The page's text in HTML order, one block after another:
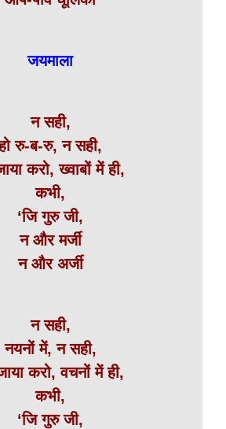
जयमाला
न सही,
रु-ब-रु, न सही,
करो, ख्वाबों में ही,
कभी,
‘जि गुरु जी,
न और मर्जी
न और अर्जी
न सही,
नयनों में, न सही,
करो, वचनों में ही,
कभी,
‘जि गुरु जी,